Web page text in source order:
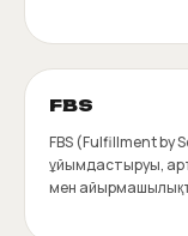
FBS
FBS (Fulfillment by
ұйымдастыруы,
мен